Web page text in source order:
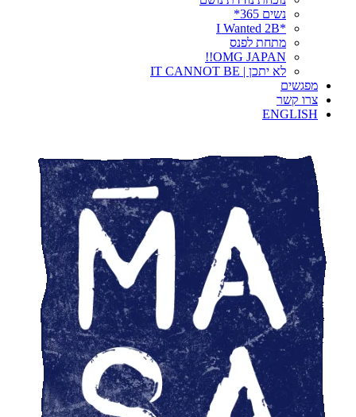
נשים 365*
*I Wanted 2B
מתחת לפנס
OMG JAPAN!!
לא יתכן | IT CANNOT BE
מפגשים
צרו קשר
ENGLISH